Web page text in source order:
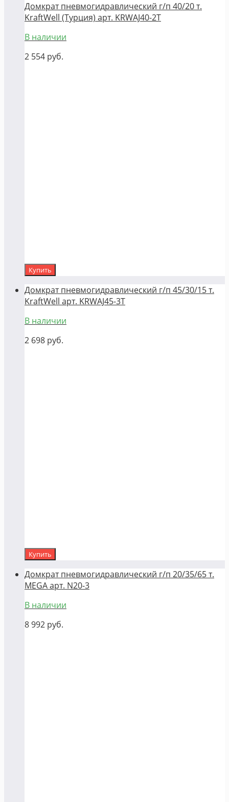
Домкрат пневмогидравлический г/п 40/20 т.
KraftWell (Турция) арт. KRWAJ40-2T
В наличии
2 554 руб.
Купить
Домкрат пневмогидравлический г/п 45/30/15 т.
KraftWell арт. KRWAJ45-3T
В наличии
2 698 руб.
Купить
Домкрат пневмогидравлический г/п 20/35/65 т.
MEGA арт. N20-3
В наличии
8 992 руб.